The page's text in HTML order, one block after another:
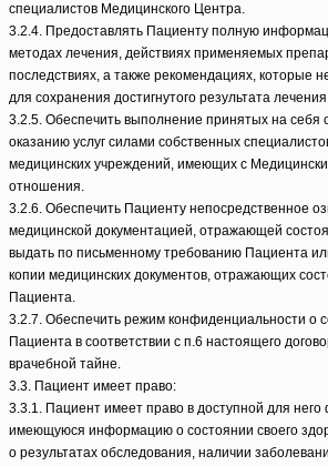
специалистов Медицинского Центра.
3.2.4. Предоставлять Пациенту полную
методах лечения, действиях применяемых
последствиях, а также рекомендациях, которые
для сохранения достигнутого результата
3.2.5. Обеспечить выполнение принятых на себя
оказанию услуг силами собственных
медицинских учреждений, имеющих с
отношения.
3.2.6. Обеспечить Пациенту непосредственное
медицинской документацией, отражающей
выдать по письменному требованию Пациента
копии медицинских документов, отражающих
Пациента.
3.2.7. Обеспечить режим конфиденциальности о
Пациента в соответствии с п.6 настоящего
врачебной тайне.
3.3. Пациент имеет право:
3.3.1. Пациент имеет право в доступной для
имеющуюся информацию о состоянии своего
о результатах обследования, наличии